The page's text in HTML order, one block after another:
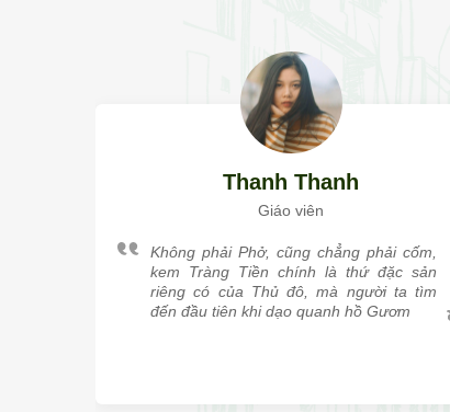
Thanh Thanh
Giáo viên
Không phải Phở, cũng chẳng phải cốm,
kem Tràng Tiền chính là thứ đặc sản
riêng có của Thủ đô, mà người ta tìm
đến đầu tiên khi dạo quanh hồ Gươm